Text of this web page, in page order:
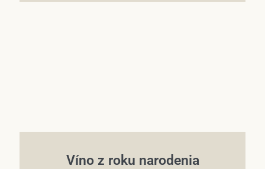
Víno z roku narodenia